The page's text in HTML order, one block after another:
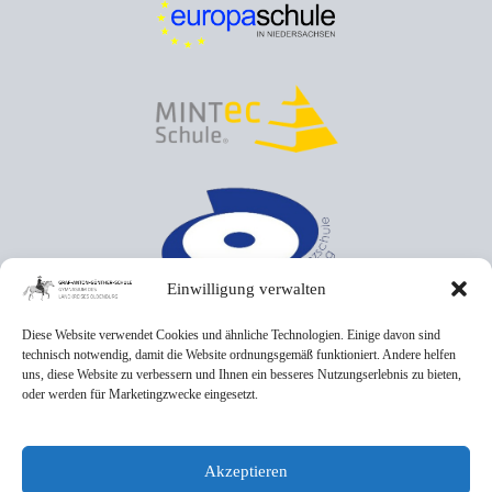
Einwilligung verwalten
Diese Website verwendet Cookies und ähnliche Technologien. Einige davon sind
technisch notwendig, damit die Website ordnungsgemäß funktioniert. Andere helfen
uns, diese Website zu verbessern und Ihnen ein besseres Nutzungserlebnis zu bieten,
oder werden für Marketingzwecke eingesetzt.
Akzeptieren